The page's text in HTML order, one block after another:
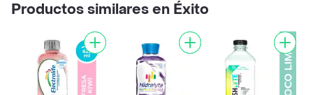
Productos similares en Éxito